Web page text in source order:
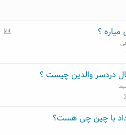
ن
میاره ؟
دردسر والدین چیست ؟
با چین چی هست؟